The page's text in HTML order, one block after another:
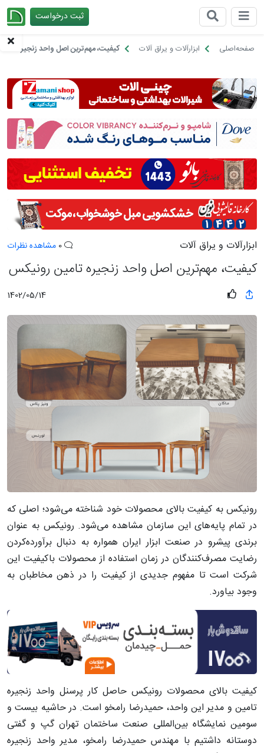
ثبت درخواست
صفحه‌اصلی ابزارآلات و یراق آلات کیفیت، مهم‌ترین اصل واحد زنجیره
ابزارآلات و یراق آلات مشاهده نظرات
کیفیت، مهم‌ترین اصل واحد زنجیره تامین رونیکس
1402/05/14
رونیکس به کیفیت بالای محصولات خود شناخته می‌شود؛ اصلی که
در تمام پایه‌های این سازمان مشاهده می‌شود. رونیکس به عنوان
برندی پیشرو در صنعت ابزار ایران همواره به دنبال برآورده‌کردن
رضایت مصرف‌کنندگان در زمان استفاده از محصولات باکیفیت این
شرکت است تا مفهوم جدیدی از کیفیت را در ذهن مخاطبان به
وجود بیاورد.
کیفیت بالای محصولات رونیکس حاصل کار پرسنل واحد زنجیره
تامین و مدیر این واحد، حمیدرضا رامخو است. در حاشیه بیست و
سومین نمایشگاه بین‌المللی صنعت ساختمان تهران گپ و گفتی
دوستانه داشتیم با مهندس حمیدرضا رامخو، مدیر واحد زنجیره